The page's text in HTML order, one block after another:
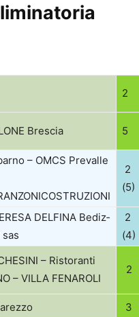
2
Brescia 5
– OMCS Pre­valle
COSTRUZIONI
2
(5)
DELFINA Bediz­
sas
2
(4)
– Risto­ranti
– VILLA FENAROLI
2
3